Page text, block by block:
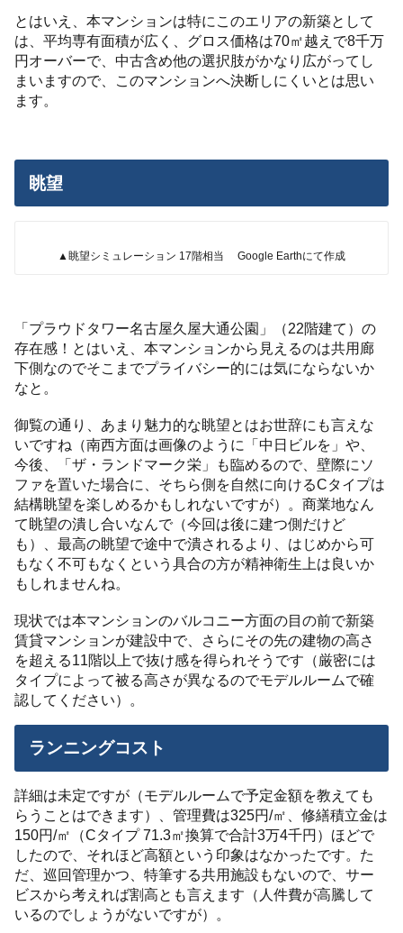
とはいえ、本マンションは特にこのエリアの新築として
は、平均専有面積が広く、グロス価格は70㎡越えで8千万
円オーバーで、中古含め他の選択肢がかなり広がってし
まいますので、このマンションへ決断しにくいとは思い
ます。
眺望
▲眺望シミュレーション 17階相当 Google Earthにて作成
「プラウドタワー名古屋久屋大通公園」（22階建て）の
存在感！とはいえ、本マンションから見えるのは共用廊
下側なのでそこまでプライバシー的には気にならないか
なと。
御覧の通り、あまり魅力的な眺望とはお世辞にも言えな
いですね（南西方面は画像のように「中日ビルを」や、
今後、「ザ・ランドマーク栄」も臨めるので、壁際にソ
ファを置いた場合に、そちら側を自然に向けるCタイプは
結構眺望を楽しめるかもしれないですが）。商業地なん
て眺望の潰し合いなんで（今回は後に建つ側だけど
も）、最高の眺望で途中で潰されるより、はじめから可
もなく不可もなくという具合の方が精神衛生上は良いか
もしれませんね。
現状では本マンションのバルコニー方面の目の前で新築
賃貸マンションが建設中で、さらにその先の建物の高さ
を超える11階以上で抜け感を得られそうです（厳密には
タイプによって被る高さが異なるのでモデルルームで確
認してください）。
ランニングコスト
詳細は未定ですが（モデルルームで予定金額を教えても
らうことはできます）、管理費は325円/㎡、修繕積立金は
150円/㎡（Cタイプ 71.3㎡換算で合計3万4千円）ほどで
したので、それほど高額という印象はなかったです。た
だ、巡回管理かつ、特筆する共用施設もないので、サー
ビスから考えれば割高とも言えます（人件費が高騰して
いるのでしょうがないですが）。